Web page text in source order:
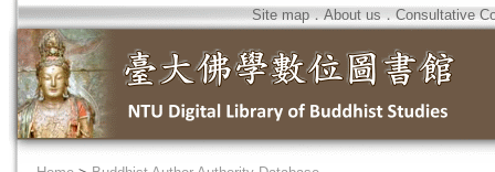
Site map．About us．Consultative